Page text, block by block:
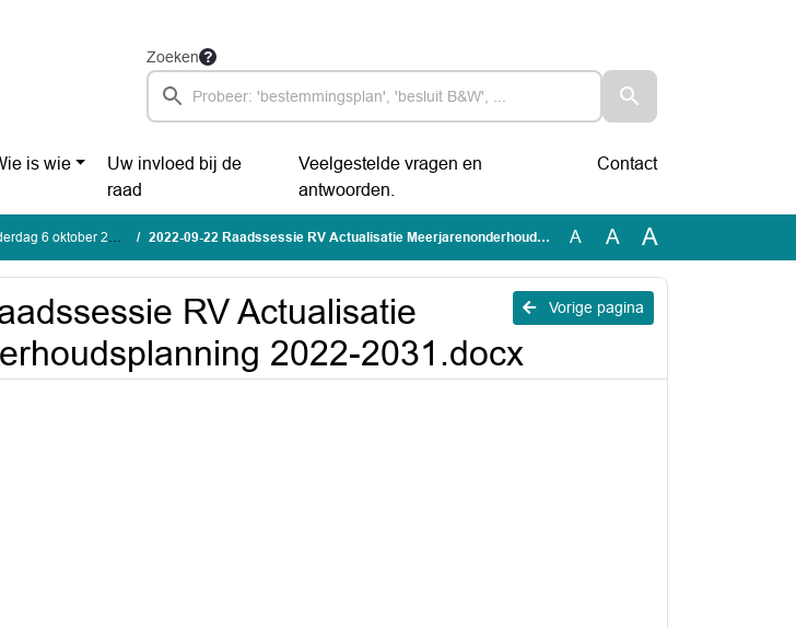
Zoeken
is wie
Uw invloed bij de
raad
Veelgestelde vragen en
antwoorden.
Contact
6 oktober 2022) 2022-09-22 Raadssessie RV Actualisatie Meerjarenonderhoudsplanning 2022-2031.docx A A A
Vorige pagina
RV Actualisatie
2022-2031.docx